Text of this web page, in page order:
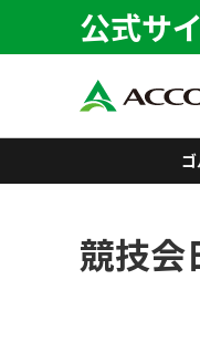
公式サ
競技会